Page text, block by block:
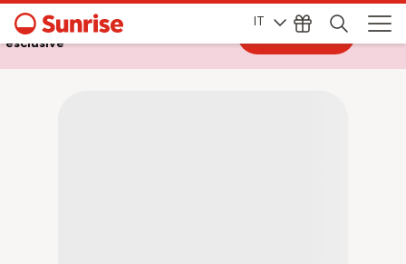
IT
Accedi a My Sunrise per offerte
esclusive
Vai al login